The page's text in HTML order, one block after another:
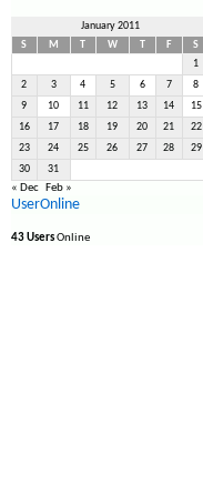
January 2011
S
M W F
S
1
2 3 4 5 6 7 8
9 10 11 12 13 14 15
16 17 18 19 20 21 22
23 24 25 26 27 28 29
30 31
« Dec Feb »
UserOnline
43 UsersOnline